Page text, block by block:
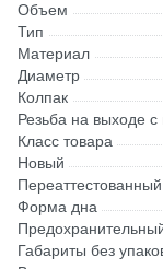
Объем
Тип
Материал
Диаметр
Колпак
Резьба на выходе с
Класс товара
Новый
Переаттестованный
Форма дна
Габариты без